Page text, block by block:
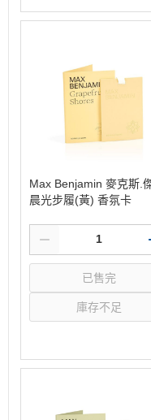
Max Benjamin 麥克斯.
晨光步履(黃) 香氛卡
已售完
庫存不足